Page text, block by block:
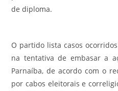
de diploma.
O partido lista casos
na tentativa de embasar a
Parnaíba, de acordo com o
por cabos eleitorais e